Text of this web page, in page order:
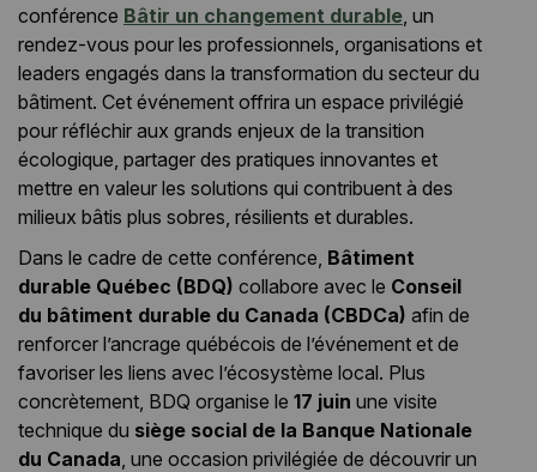
conférence Bâtir un changement durable, un
rendez-vous pour les professionnels, organisations et
leaders engagés dans la transformation du secteur du
bâtiment. Cet événement offrira un espace privilégié
pour réfléchir aux grands enjeux de la transition
écologique, partager des pratiques innovantes et
mettre en valeur les solutions qui contribuent à des
milieux bâtis plus sobres, résilients et durables.
Dans le cadre de cette conférence, Bâtiment
durable Québec (BDQ) collabore avec le Conseil
du bâtiment durable du Canada (CBDCa) afin de
renforcer l’ancrage québécois de l’événement et de
favoriser les liens avec l’écosystème local. Plus
concrètement, BDQ organise le 17 juin une visite
technique du siège social de la Banque Nationale
du Canada, une occasion privilégiée de découvrir un